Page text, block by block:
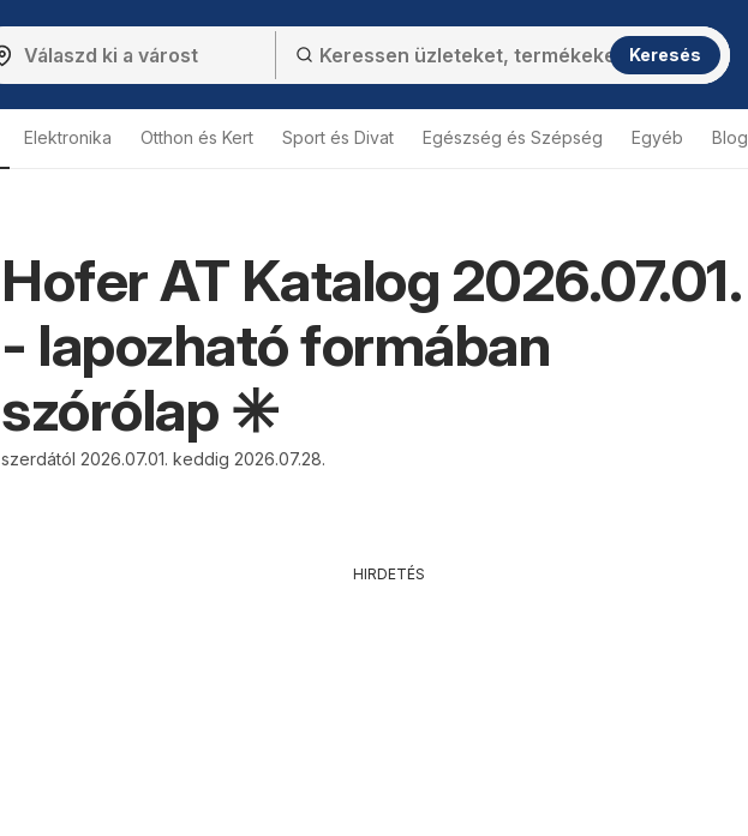
Keresés
Elektronika Otthon és Kert Sport és Divat Egészség és Szépség Egyéb Blog
Hofer AT Katalog 2026.07.01.
- lapozható formában
szórólap ✳️
szerdától 2026.07.01. keddig 2026.07.28.
HIRDETÉS